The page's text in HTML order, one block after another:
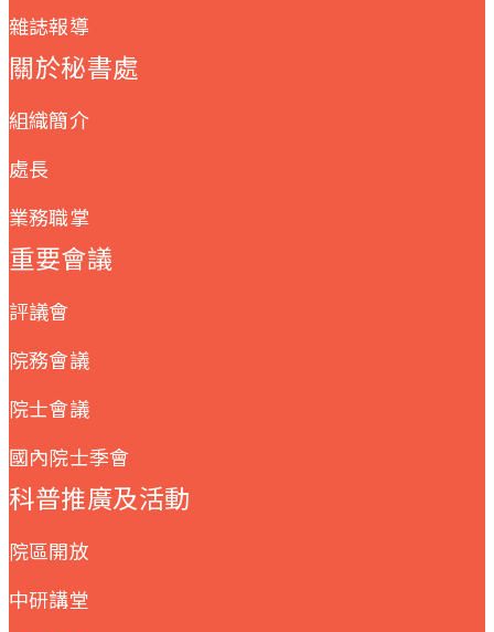
雜誌報導
關於秘書處
組織簡介
處長
業務職掌
重要會議
評議會
院務會議
院士會議
國內院士季會
科普推廣及活動
院區開放
中研講堂